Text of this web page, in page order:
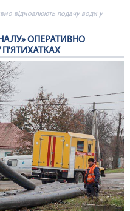
відновлюють подачу води у
ОПЕРАТИВНО